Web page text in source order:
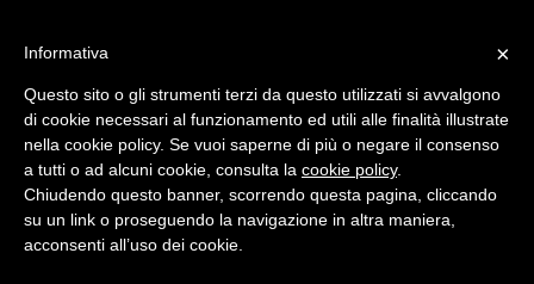
HOME
NEWS
SERATE E SHOW
FESTIVAL
INTERVISTE
VINTAGE
RUBRICHE
EFFETTO BURLESQUE
CONTATTI
×
Informativa
Questo sito o gli strumenti terzi da questo utilizzati si avvalgono
di cookie necessari al funzionamento ed utili alle finalità illustrate
nella cookie policy. Se vuoi saperne di più o negare il consenso
a tutti o ad alcuni cookie, consulta la cookie policy.
Chiudendo questo banner, scorrendo questa pagina, cliccando
su un link o proseguendo la navigazione in altra maniera,
acconsenti all’uso dei cookie.